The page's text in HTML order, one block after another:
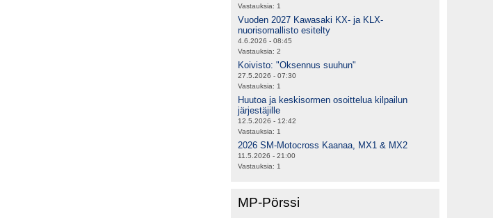
Vastauksia: 1
Vuoden 2027 Kawasaki KX- ja KLX-
nuorisomallisto esitelty
4.6.2026 - 08:45
Vastauksia: 2
Koivisto: "Oksennus suuhun"
27.5.2026 - 07:30
Vastauksia: 1
Huutoa ja keskisormen osoittelua kilpailun
järjestäjille
12.5.2026 - 12:42
Vastauksia: 1
2026 SM-Motocross Kaanaa, MX1 & MX2
11.5.2026 - 21:00
Vastauksia: 1
MP-Pörssi